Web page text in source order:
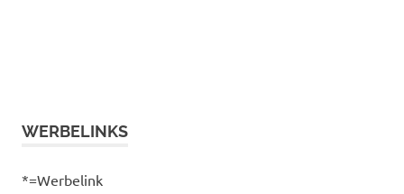
WERBELINKS
*=Werbelink